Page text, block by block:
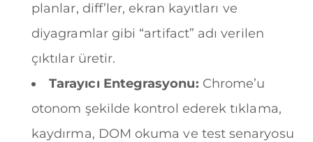
planlar, diff’ler, ekran kayıtları ve
diyagramlar gibi “artifact” adı verilen
çıktılar üretir.
Tarayıcı Entegrasyonu: Chrome’u
otonom şekilde kontrol ederek tıklama,
kaydırma, DOM okuma ve test senaryosu